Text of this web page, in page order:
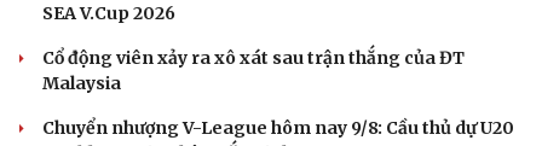
SEA V.Cup 2026
Cổ động viên xảy ra xô xát sau trận thắng của ĐT
Malaysia
Chuyển nhượng V-League hôm nay 9/8: Cầu thủ dự U20